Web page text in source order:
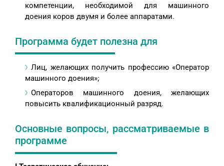
компетенции, необходимой для машинного
доения коров двумя и более аппаратами.
Программа будет полезна для
Лиц, желающих получить профессию «Оператор
машинного доения»;
Операторов машинного доения, желающих
повысить квалификационный разряд.
Основные вопросы, рассматриваемые в
программе